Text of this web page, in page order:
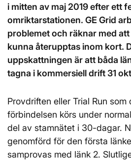
i mitten av maj 2019 efter ett
omriktarstationen. GE Grid
problemet och räknar med
kunna återupptas inom kort.
uppskattningen är att båda
tagna i kommersiell drift 31
Provdriften eller Trial Run
förbindelsen körs under
del av stamnätet i 30-dagar.
genomförd för den första
samprovas med länk 2.